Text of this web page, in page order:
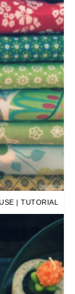
| TUTORIAL